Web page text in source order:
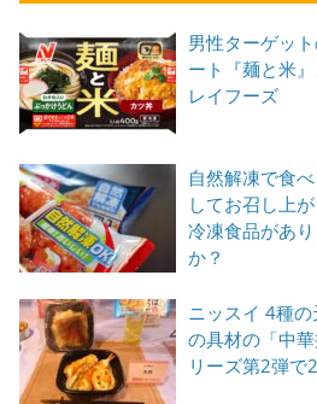
男性ターゲッ
ート『麺と米
レイフーズ
自然解凍で食
してお召し上
冷凍食品があ
か？
ニッスイ 4種
の具材の「中
リーズ第2弾で